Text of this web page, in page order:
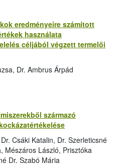
eredményeire számított
használata
céljából végzett termelői
Dr. Ambrus Árpád
származó
Csáki Katalin, Dr. Szerleticsné
Mészáros László, Prisztóka
Dr. Szabó Mária